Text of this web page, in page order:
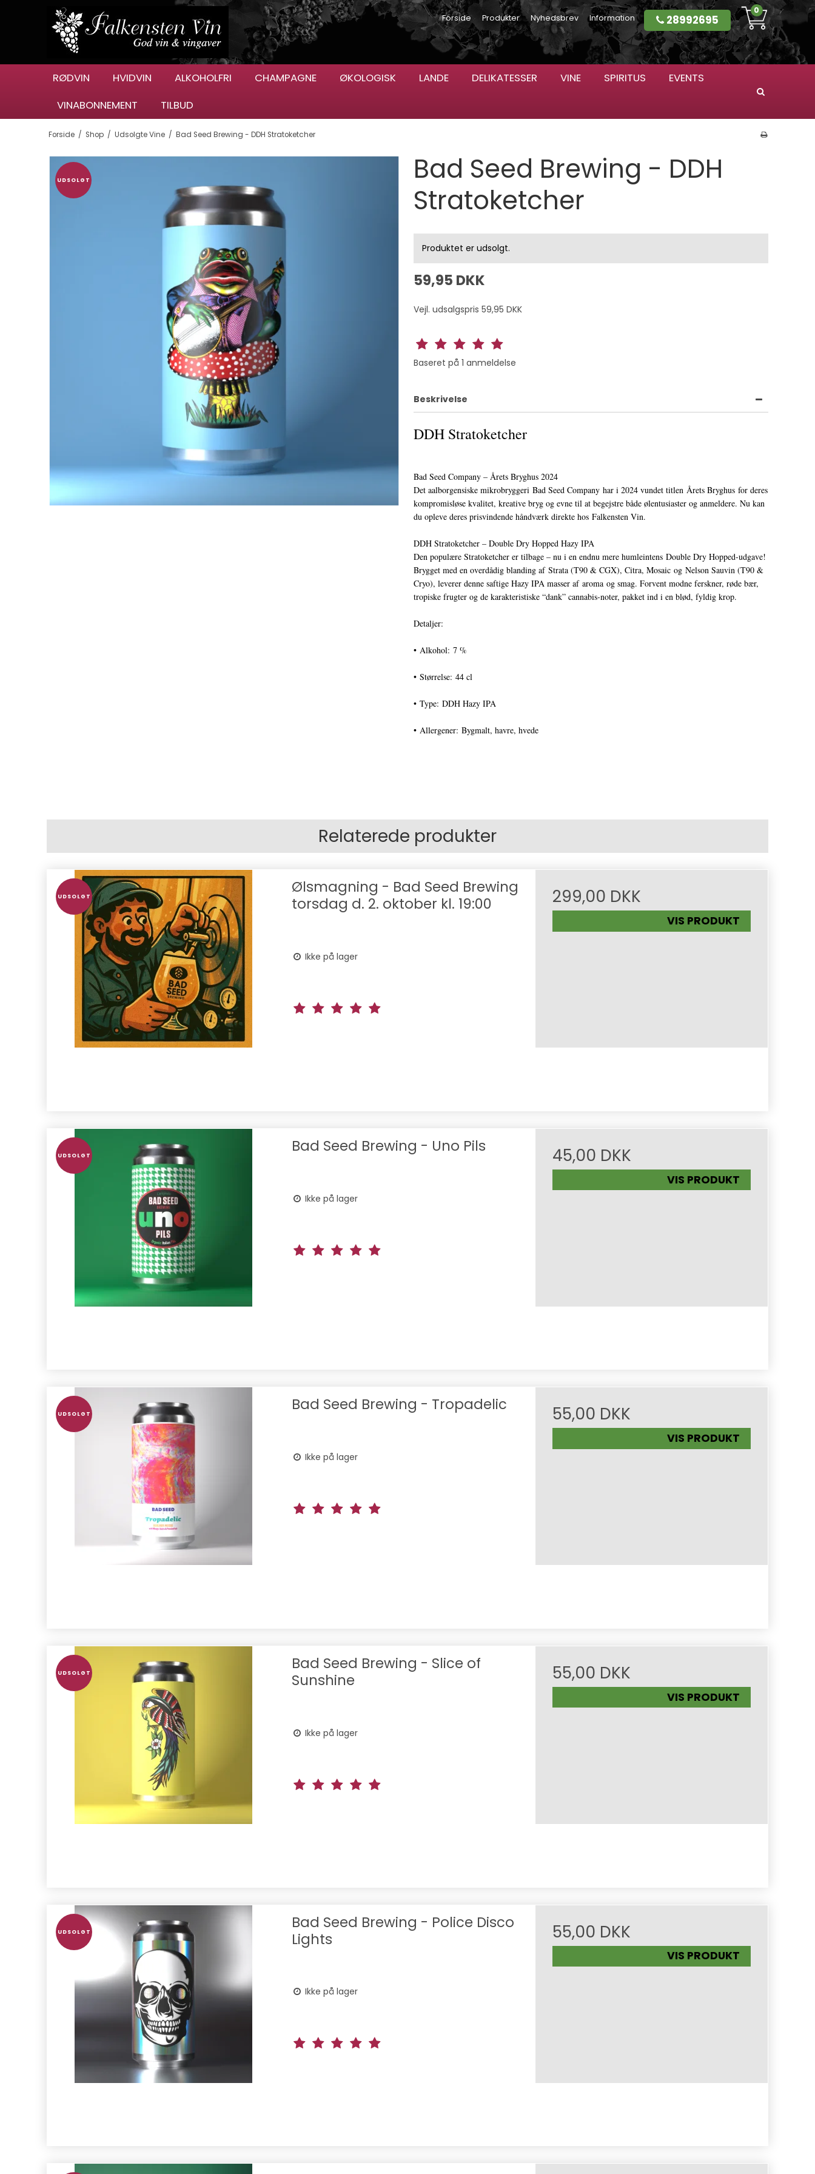
Forside Produkter Nyhedsbrev Information 28992695
0
RØDVIN HVIDVIN ALKOHOLFRI CHAMPAGNE ØKOLOGISK LANDE DELIKATESSER VINE SPIRITUS
EVENTS
VINABONNEMENT
TILBUD
Forside / Shop / Udsolgte Vine / Bad Seed Brewing - DDH Stratoketcher
UDSOLGT
Bad Seed Brewing - DDH
Stratoketcher
Produktet er udsolgt.
59,95 DKK
Vejl. udsalgspris 59,95 DKK
Baseret på 1 anmeldelse
Beskrivelse
DDH Stratoketcher
Bad Seed Company – Årets Bryghus 2024
Det aalborgensiske mikrobryggeri Bad Seed Company har i 2024 vundet titlen Årets Bryghus for deres
kompromisløse kvalitet, kreative bryg og evne til at begejstre både ølentusiaster og anmeldere. Nu kan
du opleve deres prisvindende håndværk direkte hos Falkensten Vin.
DDH Stratoketcher – Double Dry Hopped Hazy IPA
Den populære Stratoketcher er tilbage – nu i en endnu mere humleintens Double Dry Hopped-udgave!
Brygget med en overdådig blanding af Strata (T90 & CGX), Citra, Mosaic og Nelson Sauvin (T90 &
Cryo), leverer denne saftige Hazy IPA masser af aroma og smag. Forvent modne ferskner, røde bær,
tropiske frugter og de karakteristiske “dank” cannabis-noter, pakket ind i en blød, fyldig krop.
Detaljer:
• Alkohol: 7 %
• Størrelse: 44 cl
• Type: DDH Hazy IPA
• Allergener: Bygmalt, havre, hvede
Relaterede produkter
UDSOLGT
Ølsmagning - Bad Seed Brewing
torsdag d. 2. oktober kl. 19:00
Ikke på lager
299,00 DKK
VIS PRODUKT
UDSOLGT Bad Seed Brewing - Uno Pils
Ikke på lager
45,00 DKK
VIS PRODUKT
UDSOLGT Bad Seed Brewing - Tropadelic
Ikke på lager
55,00 DKK
VIS PRODUKT
UDSOLGT
Bad Seed Brewing - Slice of
Sunshine
Ikke på lager
55,00 DKK
VIS PRODUKT
UDSOLGT
Bad Seed Brewing - Police Disco
Lights
Ikke på lager
55,00 DKK
VIS PRODUKT